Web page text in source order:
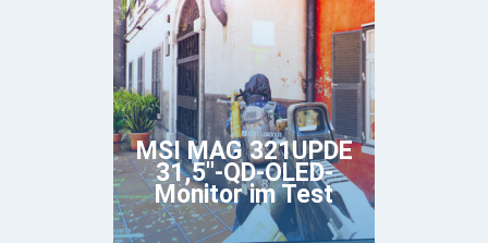
MSI MAG 321UPDE
31,5"-QD-OLED-
Monitor im Test